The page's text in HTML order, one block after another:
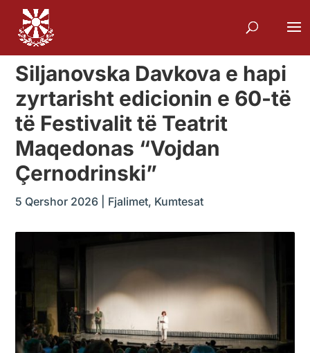
Siljanovska Davkova e hapi
zyrtarisht edicionin e 60-të
të Festivalit të Teatrit
Maqedonas “Vojdan
Çernodrinski”
5 Qershor 2026 Fjalimet, Kumtesat